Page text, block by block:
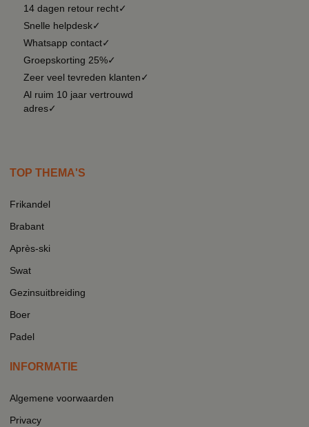
14 dagen retour recht✓
Snelle helpdesk✓
Whatsapp contact✓
Groepskorting 25%✓
Zeer veel tevreden klanten✓
Al ruim 10 jaar vertrouwd
adres✓
TOP THEMA'S
Frikandel
Brabant
Après-ski
Swat
Gezinsuitbreiding
Boer
Padel
INFORMATIE
Algemene voorwaarden
Privacy